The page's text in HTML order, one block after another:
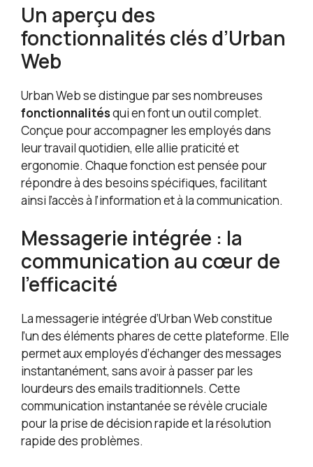
Un aperçu des
fonctionnalités clés d’Urban
Web
Urban Web se distingue par ses nombreuses
fonctionnalitésqui en font un outil complet.
Conçue pour accompagner les employés dans
leur travail quotidien, elle allie praticité et
ergonomie. Chaque fonction est pensée pour
répondre à des besoins spécifiques, facilitant
ainsi l’accès à l’information et à la communication.
Messagerie intégrée : la
communication au cœur de
l’efficacité
La messagerie intégrée d’Urban Web constitue
l’un des éléments phares de cette plateforme. Elle
permet aux employés d’échanger des messages
instantanément, sans avoir à passer par les
lourdeurs des emails traditionnels. Cette
communication instantanée se révèle cruciale
pour la prise de décision rapide et la résolution
rapide des problèmes.